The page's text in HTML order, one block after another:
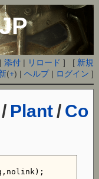
添付 | リロード ] [ 新規
(+) |ヘルプ| ログイン ]
/ Plant / Co